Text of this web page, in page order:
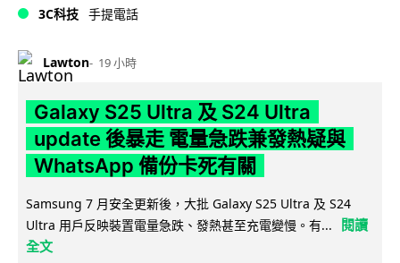
3C科技 手提電話
Lawton 19 小時
Galaxy S25 Ultra 及 S24 Ultra
update 後暴走 電量急跌兼發熱疑與
WhatsApp 備份卡死有關
Samsung 7 月安全更新後，大批 Galaxy S25 Ultra 及 S24
Ultra 用戶反映裝置電量急跌、發熱甚至充電變慢。有...
閱讀
全文